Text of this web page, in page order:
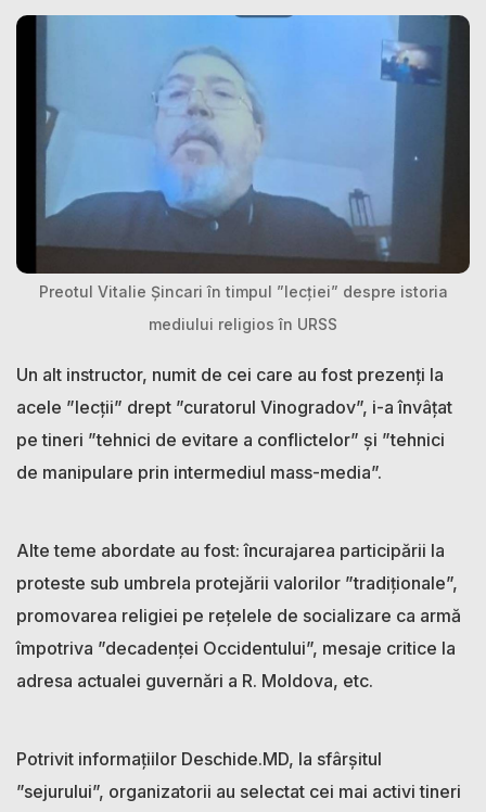
Preotul Vitalie Șincari în timpul ”lecției” despre istoria
mediului religios în URSS
Un alt instructor, numit de cei care au fost prezenți la
acele ”lecții” drept ”curatorul Vinogradov”, i-a învâțat
pe tineri ”tehnici de evitare a conflictelor” și ”tehnici
de manipulare prin intermediul mass-media”.
Alte teme abordate au fost: încurajarea participării la
proteste sub umbrela protejării valorilor ”tradiționale”,
promovarea religiei pe rețelele de socializare ca armă
împotriva ”decadenței Occidentului”, mesaje critice la
adresa actualei guvernări a R. Moldova, etc.
Potrivit informațiilor Deschide.MD, la sfârșitul
”sejurului”, organizatorii au selectat cei mai activi tineri